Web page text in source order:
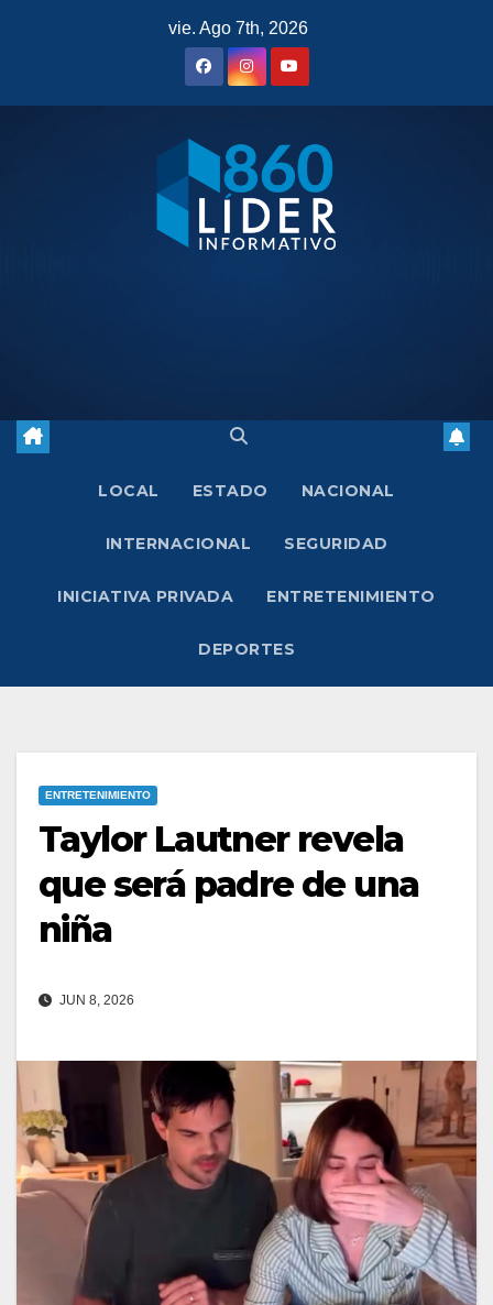
vie. Ago 7th, 2026
LOCAL ESTADO NACIONAL
INTERNACIONAL SEGURIDAD
INICIATIVA PRIVADA ENTRETENIMIENTO
DEPORTES
ENTRETENIMIENTO
Taylor Lautner revela
que será padre de una
niña
JUN 8, 2026